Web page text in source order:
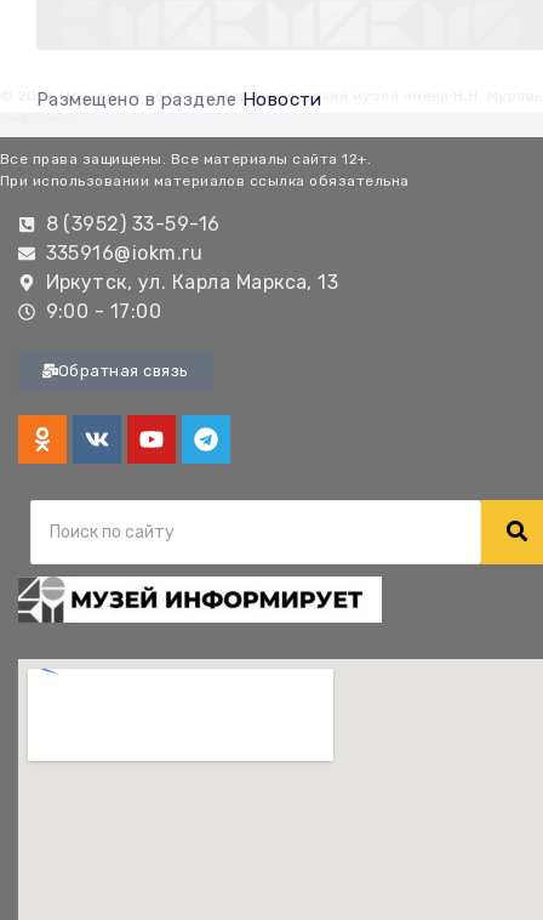
Размещено в разделе Новости
© 2026 Иркутский областной краеведческий музей имени Н.Н.
Все права защищены. Все материалы сайта 12+.
При использовании материалов ссылка обязательна
8 (3952) 33-59-16
335916@iokm.ru
Иркутск, ул. Карла Маркса, 13
9:00 - 17:00
Обратная связь